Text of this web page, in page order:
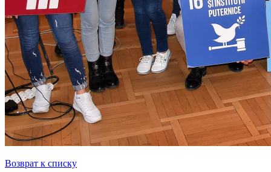
Возврат к списку